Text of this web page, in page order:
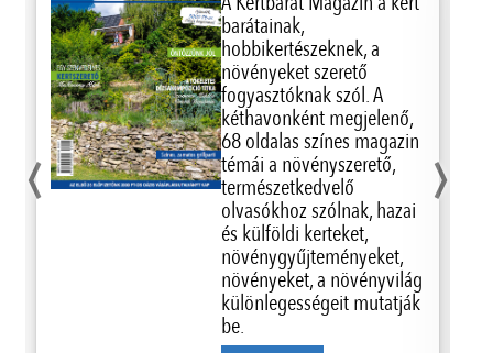
barátainak,
hobbikertészeknek, a
növényeket szerető
fogyasztóknak szól. A
kéthavonként megjelenő,
68 oldalas színes magazin
témái a növényszerető,
természetkedvelő
olvasókhoz szólnak, hazai
és külföldi kerteket,
növénygyűjteményeket,
növényeket, a növényvilág
különlegességeit mutatják
be.
‹ ›